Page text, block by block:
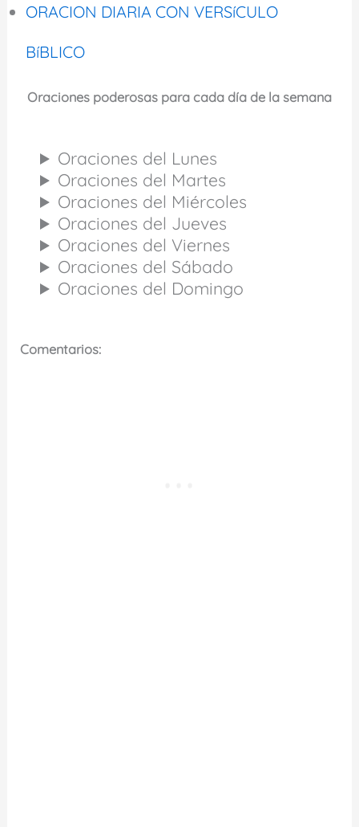
ORACION DIARIA CON VERSíCULO
BíBLICO
Oraciones poderosas para cada día de la semana
Oraciones del Lunes
Oraciones del Martes
Oraciones del Miércoles
Oraciones del Jueves
Oraciones del Viernes
Oraciones del Sábado
Oraciones del Domingo
Comentarios: